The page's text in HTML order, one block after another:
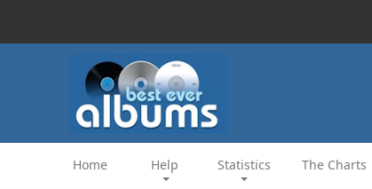
Home Help Statistics The Charts